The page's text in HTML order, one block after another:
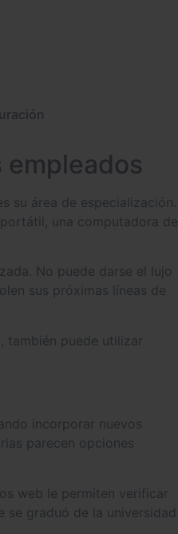
empleados
su área de especialización.
una computadora de
No puede darse el lujo
sus próximas líneas de
también puede utilizar
incorporar nuevos
parecen opciones
web le permiten verificar
se graduó de la universidad